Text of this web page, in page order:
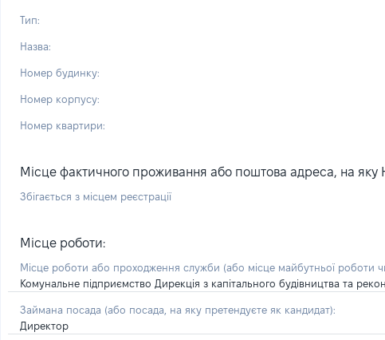
Тип:
Назва:
Номер будинку:
Номер корпусу:
Номер квартири:
Місце фактичного проживання або поштова адреса, на яку
Збігається з місцем реєстрації
Місце роботи:
Місце роботи або проходження служби (або місце майбутньої роботи
Комунальне підприємство Дирекція з капітального будівництва та
Займана посада (або посада, на яку претендуєте як кандидат):
Директор